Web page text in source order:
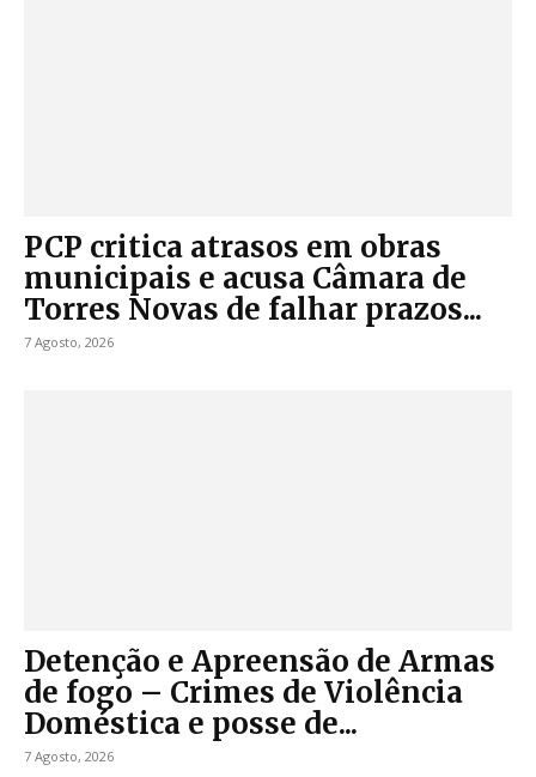
PCP critica atrasos em obras
municipais e acusa Câmara de
Torres Novas de falhar prazos...
7 Agosto, 2026
Detenção e Apreensão de Armas
de fogo – Crimes de Violência
Doméstica e posse de...
7 Agosto, 2026